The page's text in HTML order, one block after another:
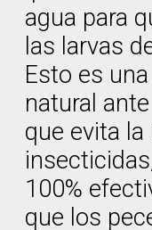
agua para
las larvas
Esto es
natural
que evita
100%
que los